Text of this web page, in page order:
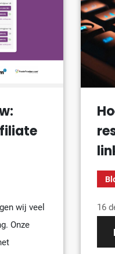
wij veel
Onze
16